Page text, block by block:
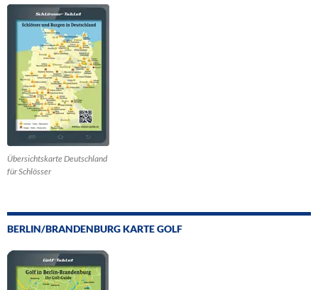
Übersichtskarte Deutschland
für Schlösser
BERLIN/BRANDENBURG KARTE GOLF